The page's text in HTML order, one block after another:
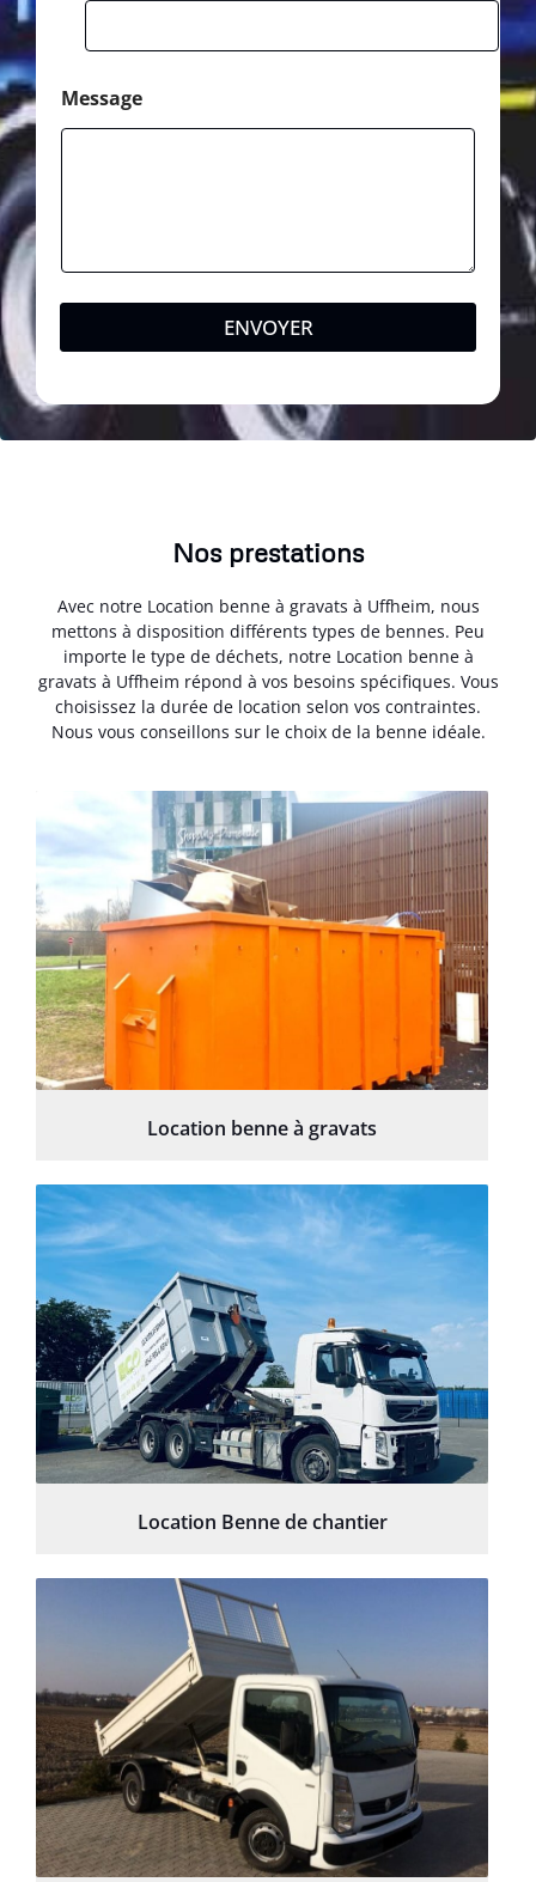
Message
ENVOYER
Nos prestations
Avec notre Location benne à gravats à Uffheim, nous
mettons à disposition différents types de bennes. Peu
importe le type de déchets, notre Location benne à
gravats à Uffheim répond à vos besoins spécifiques. Vous
choisissez la durée de location selon vos contraintes.
Nous vous conseillons sur le choix de la benne idéale.
Location benne à gravats
Location Benne de chantier